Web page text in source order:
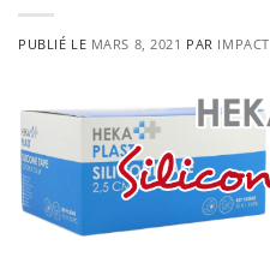
PUBLIÉ LE MARS 8, 2021 PAR IMPACT